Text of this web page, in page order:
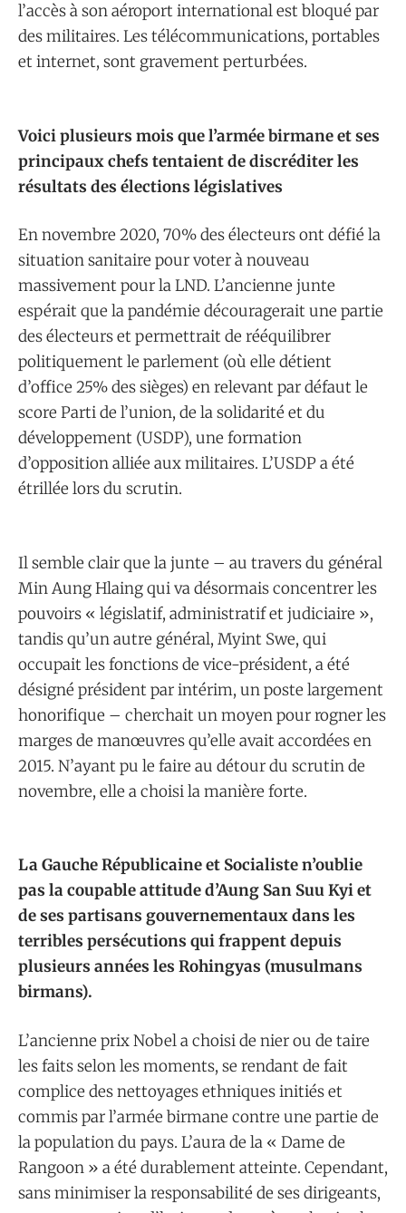
l’accès à son aéroport international est bloqué par
des militaires. Les télécommunications, portables
et internet, sont gravement perturbées.
Voici plusieurs mois que l’armée birmane et ses
principaux chefs tentaient de discréditer les
résultats des élections législatives
En novembre 2020, 70% des électeurs ont défié la
situation sanitaire pour voter à nouveau
massivement pour la LND. L’ancienne junte
espérait que la pandémie découragerait une partie
des électeurs et permettrait de rééquilibrer
politiquement le parlement (où elle détient
d’office 25% des sièges) en relevant par défaut le
score Parti de l’union, de la solidarité et du
développement (USDP), une formation
d’opposition alliée aux militaires. L’USDP a été
étrillée lors du scrutin.
Il semble clair que la junte – au travers du général
Min Aung Hlaing qui va désormais concentrer les
pouvoirs « législatif, administratif et judiciaire »,
tandis qu’un autre général, Myint Swe, qui
occupait les fonctions de vice-président, a été
désigné président par intérim, un poste largement
honorifique – cherchait un moyen pour rogner les
marges de manœuvres qu’elle avait accordées en
2015. N’ayant pu le faire au détour du scrutin de
novembre, elle a choisi la manière forte.
La Gauche Républicaine et Socialiste n’oublie
pas la coupable attitude d’Aung San Suu Kyi et
de ses partisans gouvernementaux dans les
terribles persécutions qui frappent depuis
plusieurs années les Rohingyas (musulmans
birmans).
L’ancienne prix Nobel a choisi de nier ou de taire
les faits selon les moments, se rendant de fait
complice des nettoyages ethniques initiés et
commis par l’armée birmane contre une partie de
la population du pays. L’aura de la « Dame de
Rangoon » a été durablement atteinte. Cependant,
sans minimiser la responsabilité de ses dirigeants,